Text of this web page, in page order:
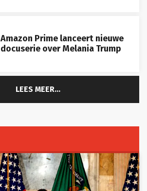
Amazon Prime lanceert nieuwe
docuserie over Melania Trump
LEES MEER...